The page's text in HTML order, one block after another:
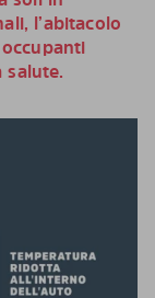
l’abitacolo
salute.